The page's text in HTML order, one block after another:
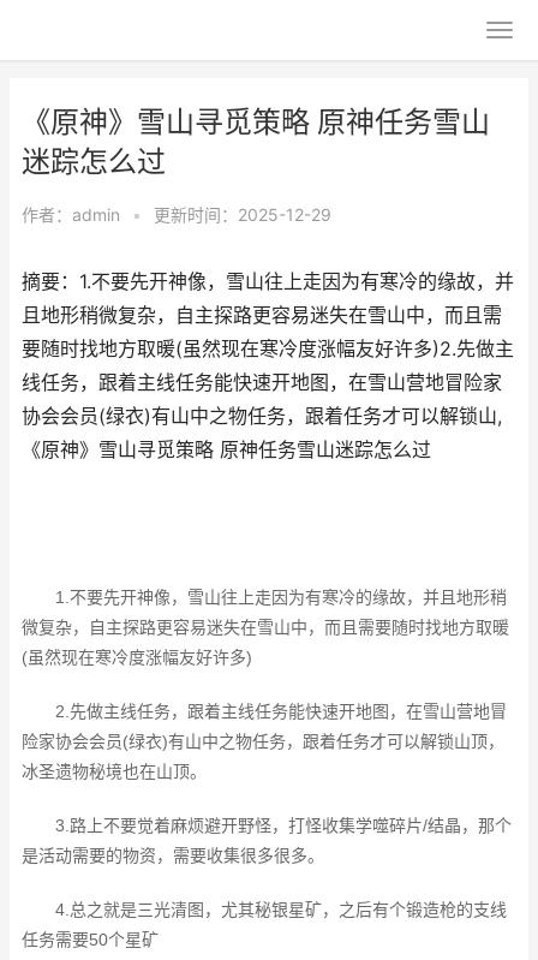
《原神》雪山寻觅策略 原神任务雪山
迷踪怎么过
作者： admin • 更新时间：2025-12-29
摘要：1.不要先开神像，雪山往上走因为有寒冷的缘故，并
且地形稍微复杂，自主探路更容易迷失在雪山中，而且需
要随时找地方取暖(虽然现在寒冷度涨幅友好许多)2.先做主
线任务，跟着主线任务能快速开地图，在雪山营地冒险家
协会会员(绿衣)有山中之物任务，跟着任务才可以解锁山,
《原神》雪山寻觅策略 原神任务雪山迷踪怎么过
1.不要先开神像，雪山往上走因为有寒冷的缘故，并且地形稍
微复杂，自主探路更容易迷失在雪山中，而且需要随时找地方取暖
(虽然现在寒冷度涨幅友好许多)
2.先做主线任务，跟着主线任务能快速开地图，在雪山营地冒
险家协会会员(绿衣)有山中之物任务，跟着任务才可以解锁山顶，
冰圣遗物秘境也在山顶。
3.路上不要觉着麻烦避开野怪，打怪收集学噬碎片/结晶，那个
是活动需要的物资，需要收集很多很多。
4.总之就是三光清图，尤其秘银星矿，之后有个锻造枪的支线
任务需要50个星矿